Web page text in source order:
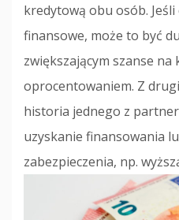
kredytową obu osób.
finansowe, może to być
zwiększającym szanse na
oprocentowaniem. Z
historia jednego z
uzyskanie finansowania
zabezpieczenia, np.